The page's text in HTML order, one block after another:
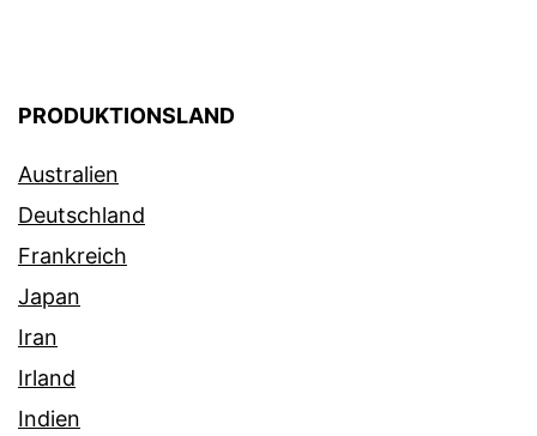
PRODUKTIONSLAND
Australien
Deutschland
Frankreich
Japan
Iran
Irland
Indien